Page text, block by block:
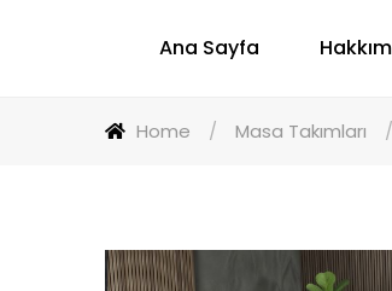
Ana Sayfa
Home / Masa Takımları /